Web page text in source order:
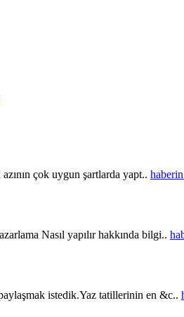
çok uygun şartlarda yapt..
Nasıl yapılır hakkında bilgi..
istedik.Yaz tatillerinin en &c..